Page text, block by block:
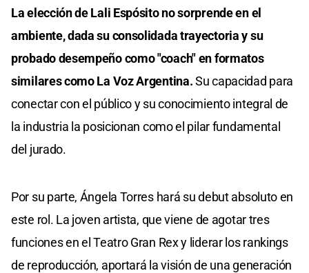
La elección de Lali Espósito no sorprende en el
ambiente, dada su consolidada trayectoria y su
probado desempeño como "coach" en formatos
similares como La Voz Argentina.Su capacidad para
conectar con el público y su conocimiento integral de
la industria la posicionan como el pilar fundamental
del jurado.
Por su parte, Ángela Torres hará su debut absoluto en
este rol. La joven artista, que viene de agotar tres
funciones en el Teatro Gran Rex y liderar los rankings
de reproducción, aportará la visión de una generación